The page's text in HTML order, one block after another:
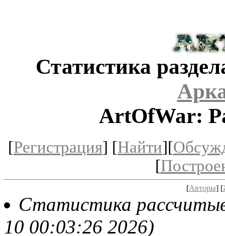
Статистика
ArtOfWar:
[Регистрация] [Найти][
[
[Авторы] [
Статистика
10 00:03:26 2026)